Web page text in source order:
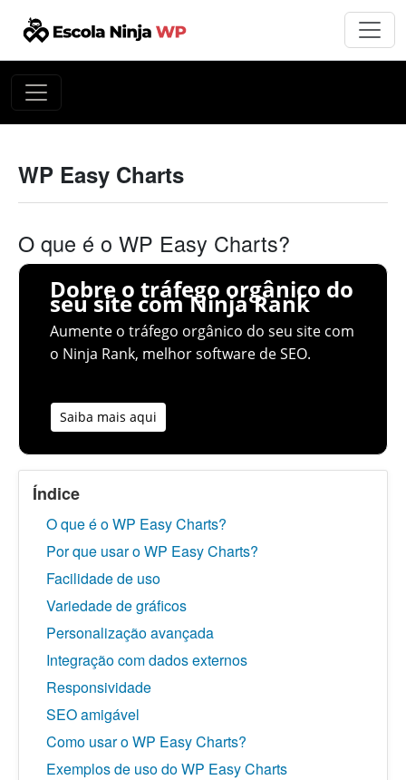
WP Easy Charts
O que é o WP Easy Charts?
Dobre o tráfego orgânico do
seu site com Ninja Rank
Aumente o tráfego orgânico do seu site com
o Ninja Rank, melhor software de SEO.
Saiba mais aqui
Índice
O que é o WP Easy Charts?
Por que usar o WP Easy Charts?
Facilidade de uso
Variedade de gráficos
Personalização avançada
Integração com dados externos
Responsividade
SEO amigável
Como usar o WP Easy Charts?
Exemplos de uso do WP Easy Charts